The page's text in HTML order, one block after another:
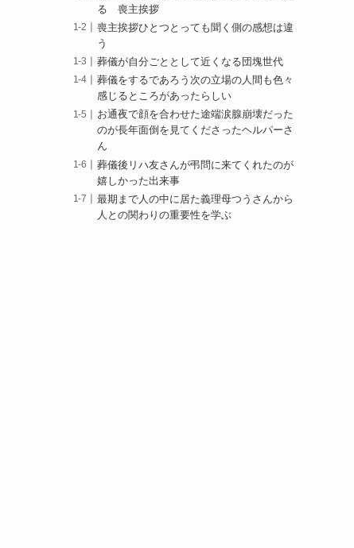
る 喪主挨拶
喪主挨拶ひとつとっても聞く側の感想は違
う
葬儀が自分ごととして近くなる団塊世代
葬儀をするであろう次の立場の人間も色々
感じるところがあったらしい
お通夜で顔を合わせた途端涙腺崩壊だった
のが長年面倒を見てくださったヘルパーさ
ん
葬儀後リハ友さんが弔問に来てくれたのが
嬉しかった出来事
最期まで人の中に居た義理母つうさんから
人との関わりの重要性を学ぶ